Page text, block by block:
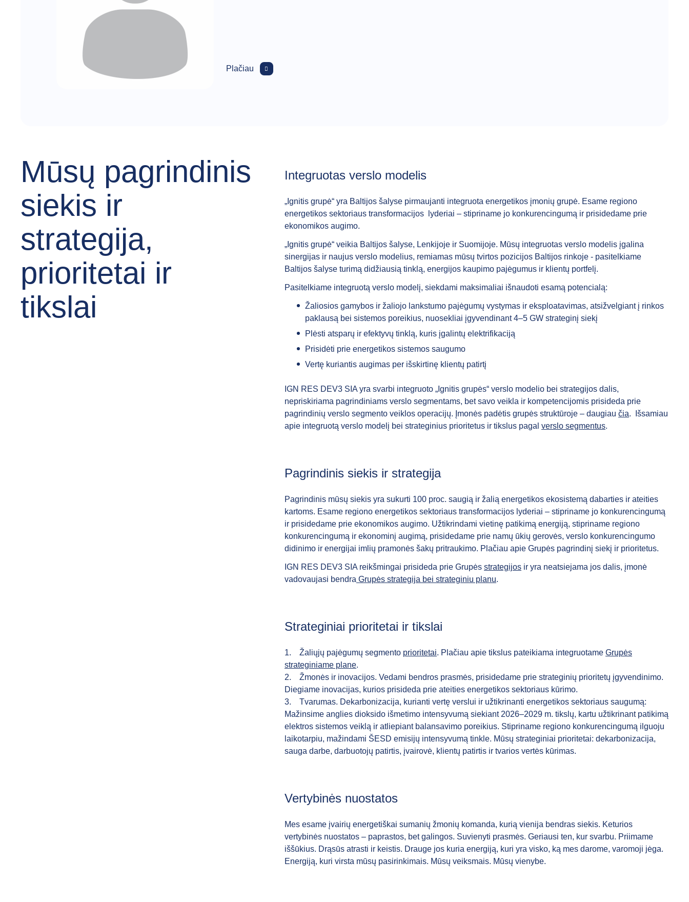
Plačiau
Mūsų pagrindinis
siekis ir
strategija,
prioritetai ir
tikslai
Integruotas verslo modelis
„Ignitis grupė“ yra Baltijos šalyse pirmaujanti integruota energetikos įmonių grupė. Esame regiono
energetikos sektoriaus transformacijos lyderiai – stipriname jo konkurencingumą ir prisidedame prie
ekonomikos augimo.
„Ignitis grupė“ veikia Baltijos šalyse, Lenkijoje ir Suomijoje. Mūsų integruotas verslo modelis įgalina
sinergijas ir naujus verslo modelius, remiamas mūsų tvirtos pozicijos Baltijos rinkoje - pasitelkiame
Baltijos šalyse turimą didžiausią tinklą, energijos kaupimo pajėgumus ir klientų portfelį.
Pasitelkiame integruotą verslo modelį, siekdami maksimaliai išnaudoti esamą potencialą:
Žaliosios gamybos ir žaliojo lankstumo pajėgumų vystymas ir eksploatavimas, atsižvelgiant į rinkos
paklausą bei sistemos poreikius, nuosekliai įgyvendinant 4–5 GW strateginį siekį
Plėsti atsparų ir efektyvų tinklą, kuris įgalintų elektrifikaciją
Prisidėti prie energetikos sistemos saugumo
Vertę kuriantis augimas per išskirtinę klientų patirtį
IGN RES DEV3 SIA yra svarbi integruoto „Ignitis grupės“ verslo modelio bei strategijos dalis,
nepriskiriama pagrindiniams verslo segmentams, bet savo veikla ir kompetencijomis prisideda prie
pagrindinių verslo segmento veiklos operacijų. Įmonės padėtis grupės struktūroje – daugiau čia. Išsamiau
apie integruotą verslo modelį bei strateginius prioritetus ir tikslus pagal verslo segmentus.
Pagrindinis siekis ir strategija
Pagrindinis mūsų siekis yra sukurti 100 proc. saugią ir žalią energetikos ekosistemą dabarties ir ateities
kartoms. Esame regiono energetikos sektoriaus transformacijos lyderiai – stipriname jo konkurencingumą
ir prisidedame prie ekonomikos augimo. Užtikrindami vietinę patikimą energiją, stipriname regiono
konkurencingumą ir ekonominį augimą, prisidedame prie namų ūkių gerovės, verslo konkurencingumo
didinimo ir energijai imlių pramonės šakų pritraukimo. Plačiau apie Grupės pagrindinį siekį ir prioritetus.
IGN RES DEV3 SIA reikšmingai prisideda prie Grupės strategijos ir yra neatsiejama jos dalis, įmonė
vadovaujasi bendra Grupės strategija bei strateginiu planu.
Strateginiai prioritetai ir tikslai
1. Žaliųjų pajėgumų segmento prioritetai. Plačiau apie tikslus pateikiama integruotame Grupės
strateginiame plane.
2.
Žmonės ir inovacijos. Vedami bendros prasmės, prisidedame prie strateginių prioritetų įgyvendinimo.
Diegiame inovacijas, kurios prisideda prie ateities energetikos sektoriaus kūrimo.
3. Tvarumas. Dekarbonizacija, kurianti vertę verslui ir užtikrinanti energetikos sektoriaus saugumą:
Mažinsime anglies dioksido išmetimo intensyvumą siekiant 2026–2029 m. tikslų, kartu užtikrinant patikimą
elektros sistemos veiklą ir atliepiant balansavimo poreikius. Stipriname regiono konkurencingumą ilguoju
laikotarpiu, mažindami ŠESD emisijų intensyvumą tinkle. Mūsų strateginiai prioritetai: dekarbonizacija,
sauga darbe, darbuotojų patirtis, įvairovė, klientų patirtis ir tvarios vertės kūrimas.
Vertybinės nuostatos
Mes esame įvairių energetiškai sumanių žmonių komanda, kurią vienija bendras siekis. Keturios
vertybinės nuostatos – paprastos, bet galingos. Suvienyti prasmės. Geriausi ten, kur svarbu. Priimame
iššūkius. Drąsūs atrasti ir keistis. Drauge jos kuria energiją, kuri yra visko, ką mes darome, varomoji jėga.
Energiją, kuri virsta mūsų pasirinkimais. Mūsų veiksmais. Mūsų vienybe.